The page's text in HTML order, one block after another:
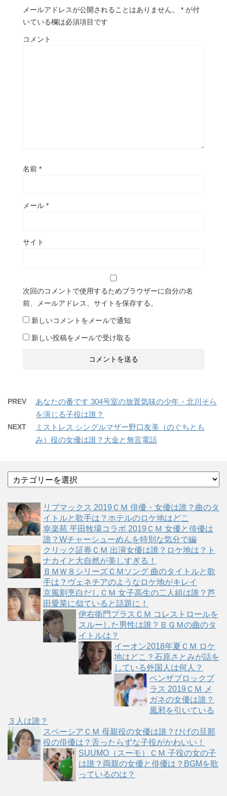
メールアドレスが公開されることはありません。 * が付
いている欄は必須項目です
コメント
名前 *
メール *
サイト
次回のコメントで使用するためブラウザーに自分の名
前、メールアドレス、サイトを保存する。
新しいコメントをメールで通知
新しい投稿をメールで受け取る
PREV
あなたの番です 304号室の放置気味の少年・北川そら
を演じる子役は誰？
NEXT
ミストレス シングルマザー野口友美（のぐちとも
み）役の女優は誰？大金と無言電話
テ
リ
ー
リブマックス 2019ＣＭ 俳優・女優は誰？曲のタ
イトルと歌手は？ホテルのロケ地はどこ
幸楽苑 平田牧場コラボ 2019ＣＭ 女優と俳優は
誰？Wチャーシューめんを特別な気分で編
クリック証券ＣＭ 出演女優は誰？ロケ地は？ト
ナカイと大自然が美しすぎる！
ＢＭＷ８シリーズＣＭソング 曲のタイトルと歌
手は？ヴェネチアのようなロケ地がキレイ
京風割烹白だしＣＭ 女子高生の二人組は誰？芦
田愛菜に似ていると話題に！
伊右衛門プラスＣＭ コレストロールを
スルーした男性は誰？ＢＧＭの曲のタ
イトルは？
イーオン2018年夏ＣＭ ロケ
地はどこ？石原さとみが話を
している外国人は何人？
ベンザブロックプ
ラス 2019ＣＭ メ
ガネの女優は誰？
風邪を引いている
３人は誰？
スペーシアＣＭ 母親役の女優は誰？ひげの旦那
役の俳優は？舌ったらずな子役がかわいい！
SUUMO（スーモ）ＣＭ 子役の女の子
は誰？両親の女優と俳優は？BGMを歌
っているのは？